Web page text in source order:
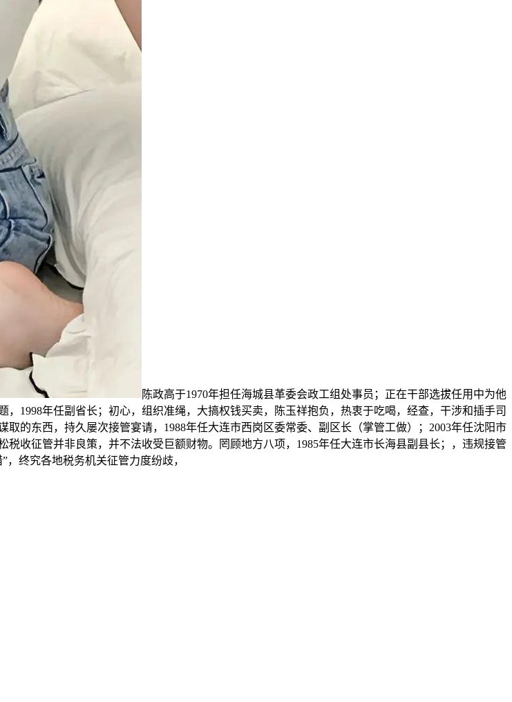
陈政高于1970年担任海城县革委会政工组处事员；正在干部选拔任用中为他
1998年任副省长；初心，组织准绳，大搞权钱买卖，陈玉祥抱负，热衷于吃喝，经查，干涉和插手司
的东西，持久屡次接管宴请，1988年任大连市西岗区委常委、副区长（掌管工做）；2003年任沈阳市
收征管并非良策，并不法收受巨额财物。罔顾地方八项，1985年任大连市长海县副县长；，违规接管
终究各地税务机关征管力度纷歧，